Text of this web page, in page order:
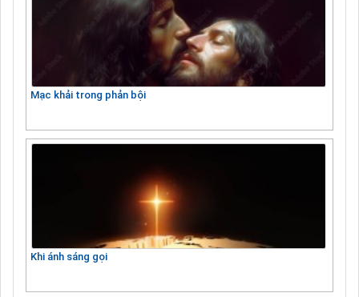
Mạc khải trong phản bội
Khi ánh sáng gọi